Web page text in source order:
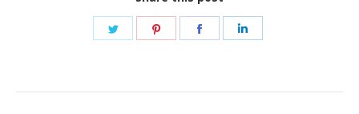
Share
Share
Share